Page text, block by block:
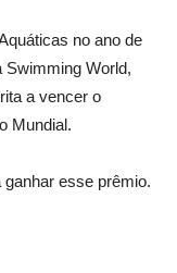
no ano de
Swimming World,
a vencer o
Mundial.
esse prêmio.